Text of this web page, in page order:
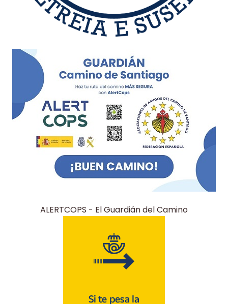
ALERTCOPS - El Guardián del Camino